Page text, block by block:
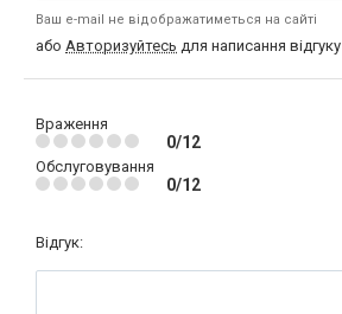
Ваш e-mail не відображатиметься на сайті
або Авторизуйтесь для написання відгуку
Враження
0/12
Обслуговування
0/12
Відгук: